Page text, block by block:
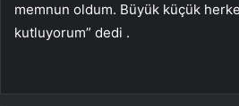
memnun oldum. Büyük küçük
kutluyorum” dedi .